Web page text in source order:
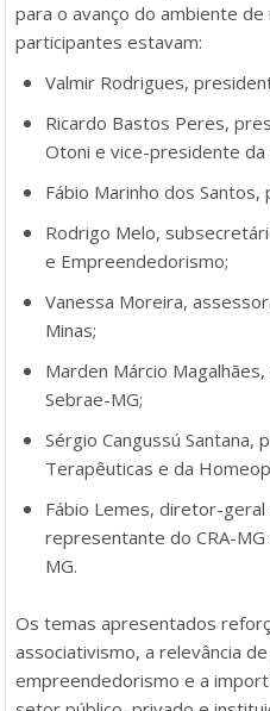
para o avanço do ambiente
participantes estavam:
Valmir Rodrigues,
Ricardo Bastos Peres,
Otoni e vice-presidente da
Fábio Marinho dos
Rodrigo Melo,
e Empreendedorismo;
Vanessa Moreira,
Minas;
Marden Márcio
Sebrae-MG;
Sérgio Cangussú Santana,
Terapêuticas e da
Fábio Lemes, diretor-
representante do CRA-
MG.
Os temas apresentados
associativismo, a relevância
empreendedorismo e a